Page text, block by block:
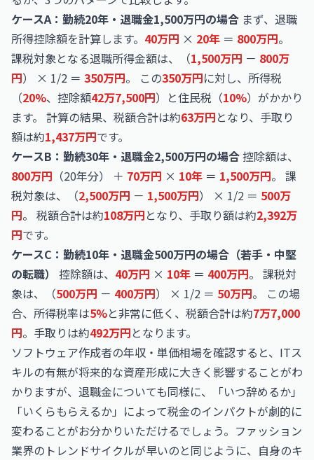
ケースA：勤続20年・退職金1,500万円の場合 まず、退職
所得控除額を計算します。 40万円 × 20年 ＝ 800万円。
課税対象となる退職所得金額は、（1,500万円 － 800万
円） × 1/2 ＝ 350万円。 この350万円に対し、所得税
（20%、控除額42万7,500円）と住民税（10%）がかかり
ます。 計算の結果、税額合計は約63万円となり、手取り
額は約1,437万円です。
ケースB：勤続30年・退職金2,500万円の場合控除額は、
800万円 （20年分） ＋ 70万円 × 10年 ＝ 1,500万円。 課
税対象は、（2,500万円 － 1,500万円） × 1/2 ＝ 500万
円。 税額合計は約108万円となり、手取り額は約2,392万
円です。
ケースC：勤続10年・退職金500万円の場合（若手・中堅
の転職）
控除額は、 40万円 × 10年 ＝ 400万円。 課税対
象は、（500万円 － 400万円） × 1/2 ＝ 50万円。 この場
合、所得税率は5%と非常に低く、税額合計は約7万7,000
円。手取りは約492万円となります。
ソフトウェア作成者の年収・単価相場を確認すると、ITス
キルの有無が将来的な資産形成に大きく影響することがわ
かりますが、退職金についても同様に、「いつ辞めるか」
「いくらもらえるか」によって税金のインパクトが劇的に
変わることがお分かりいただけるでしょう。ファッション
業界のトレンドサイクルが早いのと同じように、自身のキ